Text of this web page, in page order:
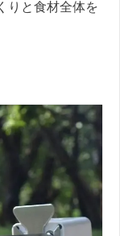
りと食材全体を